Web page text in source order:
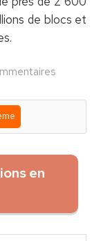
de blocs et
en